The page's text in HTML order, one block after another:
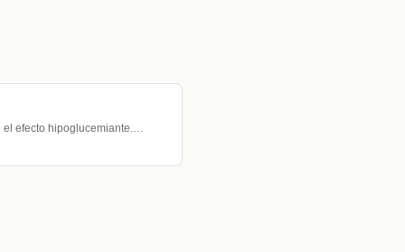
efecto hipoglucemiante.…